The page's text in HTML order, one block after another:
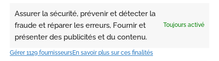
Assurer la sécurité, prévenir et détecter la
fraude et réparer les erreurs, Fournir et
présenter des publicités et du contenu.
Toujours activé
Gérer 1129 fournisseursEn savoir plus sur ces finalités
CONTACTEZ